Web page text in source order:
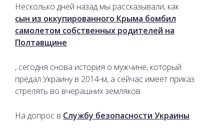
Несколько дней назад мы рассказывали, как
сын из оккупированного Крыма бомбил
самолетом собственных родителей на
Полтавщине
, сегодня снова история о мужчине, который
предал Украину в 2014-м, а сейчас имеет приказ
стрелять во вчерашних земляков.
На допрос в Службу безопасности Украины